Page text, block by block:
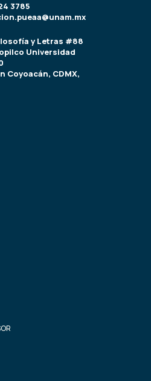
3785
y Letras #88
Universidad
Coyoacán, CDMX,